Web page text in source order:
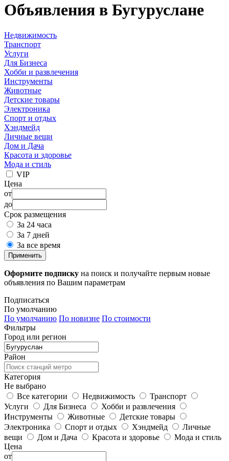
Объявления в Бугуруслане
Недвижимость
Транспорт
Услуги
Для Бизнеса
Хобби и развлечения
Инструменты
Животные
Детские товары
Электроника
Спорт и отдых
Хэндмейд
Личные вещи
Дом и Дача
Красота и здоровье
Мода и стиль
VIP
Цена
от
до
Срок размещения
За 24 часа
За 7 дней
За все время
Применить
Оформите подписку на поиск и получайте первым новые
объявления по Вашим параметрам
Подписаться
По умолчанию
По умолчанию По новизне По стоимости
Фильтры
Город или регион
Район
Категория
Не выбрано
Все категории
Недвижимость
Транспорт
Услуги
Для Бизнеса
Хобби и развлечения
Инструменты
Животные
Детские товары
Электроника
Спорт и отдых Хэндмейд
Личные
вещи
Дом и Дача Красота и здоровье
Мода и стиль
Цена
от